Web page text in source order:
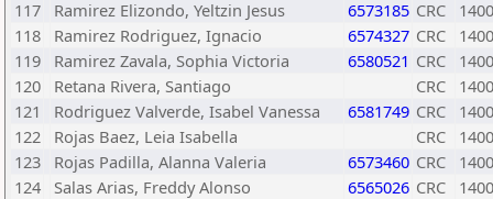
117
Ramirez Elizondo, Yeltzin Jesus 6573185 CRC
1400
118
Ramirez Rodriguez, Ignacio 6574327 CRC
1400
119
Ramirez Zavala, Sophia Victoria 6580521 CRC
1400
120
Retana Rivera, Santiago CRC
1400
121
Rodriguez Valverde, Isabel Vanessa 6581749 CRC
1400
122
Rojas Baez, Leia Isabella CRC
1400
123
Rojas Padilla, Alanna Valeria 6573460 CRC
1400
124
Salas Arias, Freddy Alonso 6565026 CRC
1400